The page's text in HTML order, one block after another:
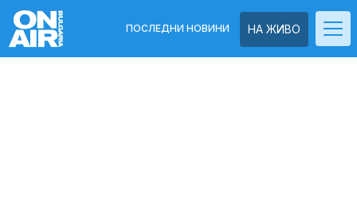
НА ЖИВО
ПОСЛЕДНИ НОВИНИ